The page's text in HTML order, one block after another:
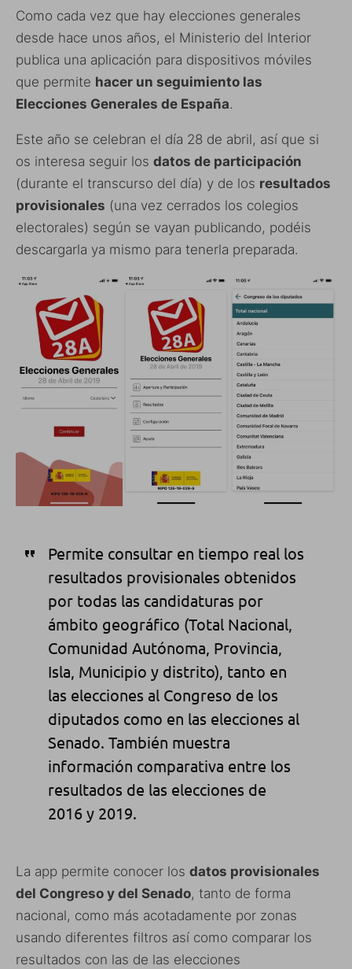
Como cada vez que hay elecciones generales
desde hace unos años, el Ministerio del Interior
publica una aplicación para dispositivos móviles
que permite hacer un seguimiento las
Elecciones Generales de España.
Este año se celebran el día 28 de abril, así que si
os interesa seguir los datos de participación
(durante el transcurso del día) y de los resultados
provisionales (una vez cerrados los colegios
electorales) según se vayan publicando, podéis
descargarla ya mismo para tenerla preparada.
Permite consultar en tiempo real los
resultados provisionales obtenidos
por todas las candidaturas por
ámbito geográfico (Total Nacional,
Comunidad Autónoma, Provincia,
Isla, Municipio y distrito), tanto en
las elecciones al Congreso de los
diputados como en las elecciones al
Senado. También muestra
información comparativa entre los
resultados de las elecciones de
2016 y 2019.
La app permite conocer los datos provisionales
del Congreso y del Senado, tanto de forma
nacional, como más acotadamente por zonas
usando diferentes filtros así como comparar los
resultados con las de las elecciones